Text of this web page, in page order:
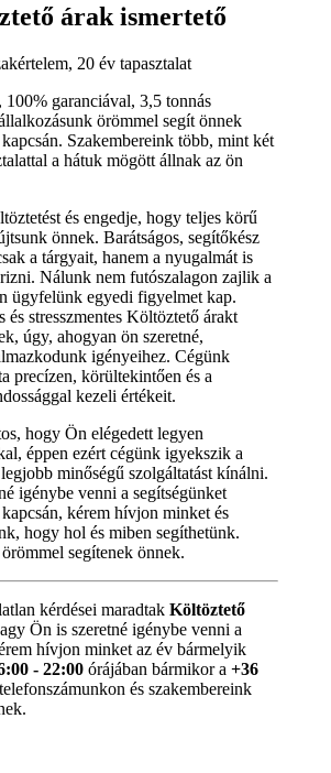
árak ismertető
20 év tapasztalat
garanciával, 3,5 tonnás
örömmel segít önnek
Szakembereink több, mint két
a hátuk mögött állnak az ön
és engedje, hogy teljes körű
önnek. Barátságos, segítőkész
a tárgyait, hanem a nyugalmát is
Nálunk nem futószalagon zajlik a
ügyfelünk egyedi figyelmet kap.
és stresszmentes Költöztető árakt
úgy, ahogyan ön szeretné,
igényeihez. Cégünk
precízen, körültekintően és a
kezeli értékeit.
hogy Ön elégedett legyen
éppen ezért cégünk igyekszik a
minőségű szolgáltatást kínálni.
igénybe venni a segítségünket
kérem hívjon minket és
hogy hol és miben segíthetünk.
segítenek önnek.
kérdései maradtak Költöztető
Ön is szeretné igénybe venni a
hívjon minket az év bármelyik
- 22:00 órájában bármikor a +36
telefonszámunkon és szakembereink